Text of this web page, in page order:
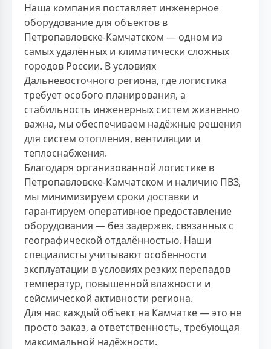
Наша компания поставляет инженерное
оборудование для объектов в
Петропавловске-Камчатском — одном из
самых удалённых и климатически сложных
городов России. В условиях
Дальневосточного региона, где логистика
требует особого планирования, а
стабильность инженерных систем жизненно
важна, мы обеспечиваем надёжные решения
для систем отопления, вентиляции и
теплоснабжения.
Благодаря организованной логистике в
Петропавловске-Камчатском и наличию ПВЗ,
мы минимизируем сроки доставки и
гарантируем оперативное предоставление
оборудования — без задержек, связанных с
географической отдалённостью. Наши
специалисты учитывают особенности
эксплуатации в условиях резких перепадов
температур, повышенной влажности и
сейсмической активности региона.
Для нас каждый объект на Камчатке — это не
просто заказ, а ответственность, требующая
максимальной надёжности.